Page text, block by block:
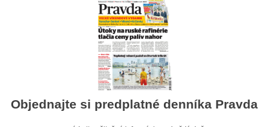
Objednajte si predplatné denníka Pravda